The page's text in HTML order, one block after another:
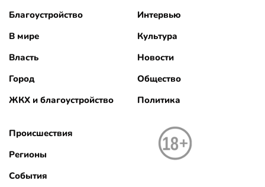
Благоустройство
В мире
Власть
Город
ЖКХ и благоустройство
Интервью
Культура
Новости
Общество
Политика
Происшествия
Регионы
События